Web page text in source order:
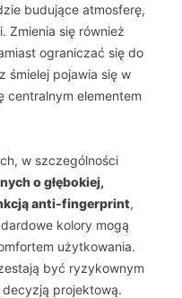
budujące atmosferę,
Zmienia się również
ograniczać się do
śmielej pojawia się w
centralnym elementem
w szczególności
o głębokiej,
anti-fingerprint,
kolory mogą
użytkowania.
być ryzykownym
projektową.